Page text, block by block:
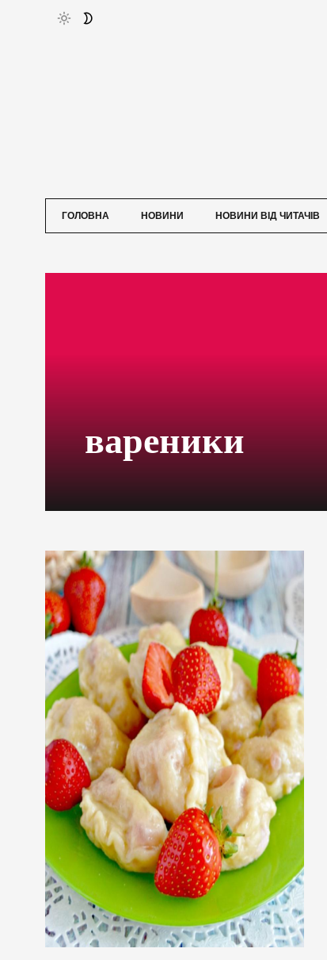
ГОЛОВНА НОВИНИ НОВИНИ ВІД ЧИТАЧІВ
вареники